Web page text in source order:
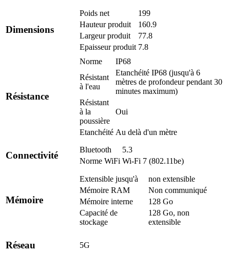
Dimensions
Poids net
199
Hauteur produit
160.9
Largeur produit
77.8
Epaisseur produit 7.8
Résistance
Norme
IP68
Résistant
à l'eau
Etanchéité IP68 (jusqu'à 6
mètres de profondeur pendant 30
minutes maximum)
Résistant
à la
poussière
Oui
Etanchéité Au delà d'un mètre
Connectivité
Bluetooth
5.3
Norme WiFi Wi-Fi 7 (802.11be)
Mémoire
Extensible jusqu'à
non extensible
Mémoire RAM
Non communiqué
Mémoire interne
128 Go
Capacité de
stockage
128 Go, non
extensible
Réseau 5G